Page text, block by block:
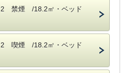
2 禁煙 /18.2㎡・ベッド
2 喫煙 /18.2㎡・ベッド